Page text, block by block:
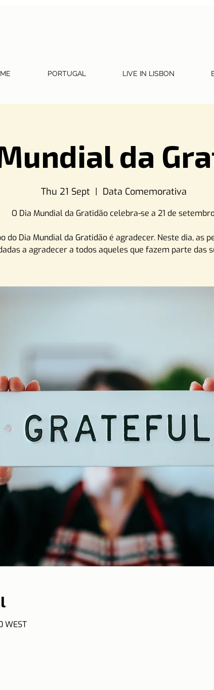
PORTUGAL LIVE IN LISBON
da
Thu 21 Sept
  |
Data Comemorativa
O Dia Mundial da Gratidão celebra-se a 21 de
do Dia Mundial da Gratidão é agradecer. Neste dia, as
a agradecer a todos aqueles que fazem parte das
WEST